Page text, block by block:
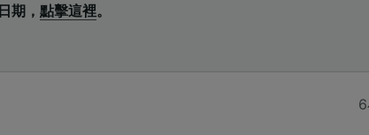
期， 點擊這裡。